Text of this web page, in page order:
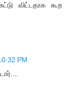
விட்டதாக கூற
PM